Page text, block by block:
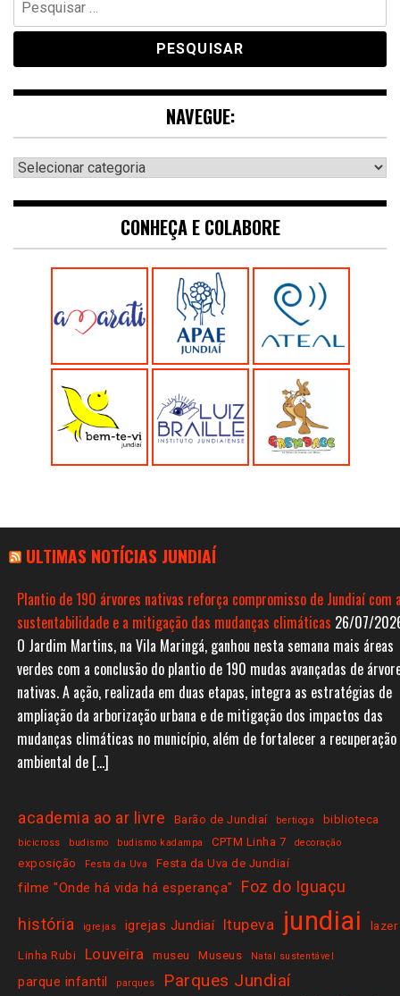
por:
NAVEGUE:
Navegue:
CONHEÇA E COLABORE
ULTIMAS NOTÍCIAS JUNDIAÍ
Plantio de 190 árvores nativas reforça compromisso de Jundiaí com
sustentabilidade e a mitigação das mudanças climáticas 26/07/
O Jardim Martins, na Vila Maringá, ganhou nesta semana mais áreas
verdes com a conclusão do plantio de 190 mudas avançadas de
nativas. A ação, realizada em duas etapas, integra as estratégias de
ampliação da arborização urbana e de mitigação dos impactos das
mudanças climáticas no município, além de fortalecer a recuperação
ambiental de […]
academia ao ar livre Barão de Jundiaí bertioga biblioteca
bicicross budismo budismo kadampa CPTM Linha 7 decoração
exposição Festa da Uva Festa da Uva de Jundiaí
filme "Onde há vida há esperança"
Foz do Iguaçu
história
igrejas igrejas Jundiaí Itupeva jundiai lazer
Linha Rubi Louveira museu Museus Natal sustentável
parque infantil parques Parques Jundiaí